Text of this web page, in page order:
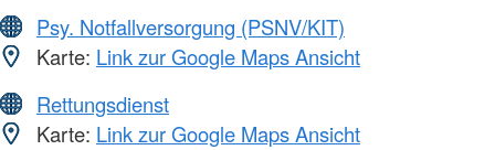
Psy. Notfallversorgung (PSNV/KIT)
Karte: Link zur Google Maps Ansicht
Rettungsdienst
Karte: Link zur Google Maps Ansicht